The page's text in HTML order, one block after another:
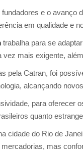
e o avanço
em qualidade e
trabalha para se
mais exigente,
pela Catran, foi
alcançando
para oferecer
quanto
cidade do Rio de
mas